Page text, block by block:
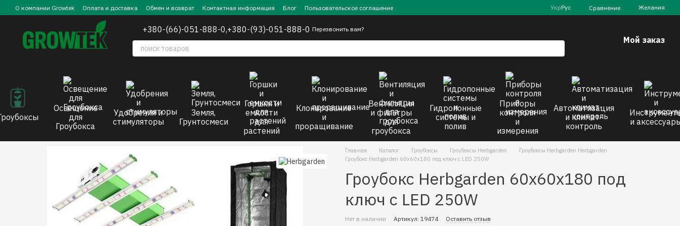
Перейти к основному контенту
О компании Growtek Оплата и доставка Обмен и возврат Контактная информация Блог Пользовательское соглашение УкрРус Сравнение Желания
+380-(66)-051-888-0,+380-(93)-051-888-0 Перезвонить вам?
Мой заказ
Освещение
для
Гроубокса
Удобрения и
стимуляторы
Земля,
Грунтосмеси
Горшки и
емкости
для
растений
Клонирование
и
проращивание
Вентиляция
и фильтры
для
гроубокса
Гидропонные
системы и
полив
Приборы
контроля
и
измерения
Автоматизация
и климат-
контроль
и
Главная Каталог Гроубоксы Гроубоксы Herbgarden
Гроубоксы Herbgarden Herbgarden
Гроубокс Herbgarden 60x60x180 под ключ с LED 250W
Гроубокс Herbgarden 60x60x180 под
ключ с LED 250W
Нет в наличии Артикул: 19474 Оставить отзыв